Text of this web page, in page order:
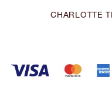
CHARLOTTE